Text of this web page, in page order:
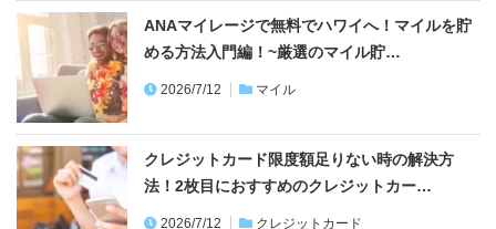
ANAマイレージで無料でハワイへ！マイルを貯
める方法入門編！~厳選のマイル貯…
2026/7/12 マイル
クレジットカード限度額足りない時の解決方
法！2枚目におすすめのクレジットカー…
2026/7/12 クレジットカード